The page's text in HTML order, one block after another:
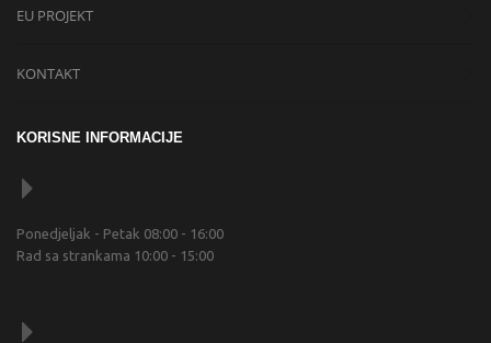
EU PROJEKT
KONTAKT
KORISNE INFORMACIJE
Ponedjeljak - Petak 08:00 - 16:00
Rad sa strankama 10:00 - 15:00